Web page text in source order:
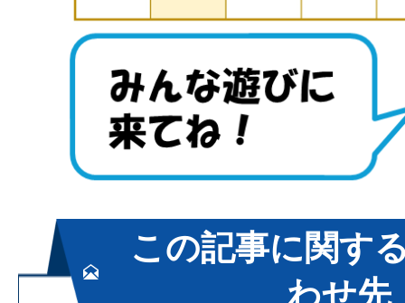
この記事に関す
わせ先